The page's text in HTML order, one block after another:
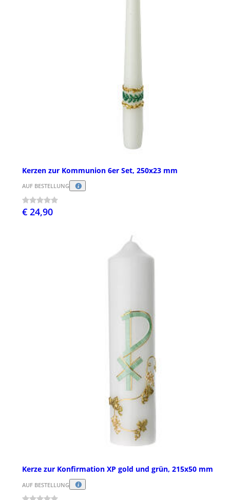
Kerzen zur Kommunion 6er Set, 250x23 mm
AUF BESTELLUNG
€ 24,90
Kerze zur Konfirmation XP gold und grün, 215x50 mm
AUF BESTELLUNG